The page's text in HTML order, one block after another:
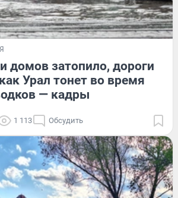
домов затопило, дороги
Урал тонет во время
— кадры
1 113 Обсудить